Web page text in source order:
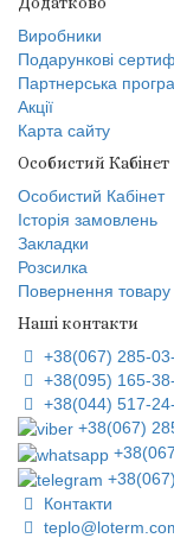
Виробники
Подарункові
Партнерська
Акції
Карта сайту
Особистий Кабінет
Особистий Кабінет
Історія замовлень
Закладки
Розсилка
Повернення товару
Наші контакти
+38(067) 285-
+38(095) 165-
+38(044) 517-
+38(067)
Контакти